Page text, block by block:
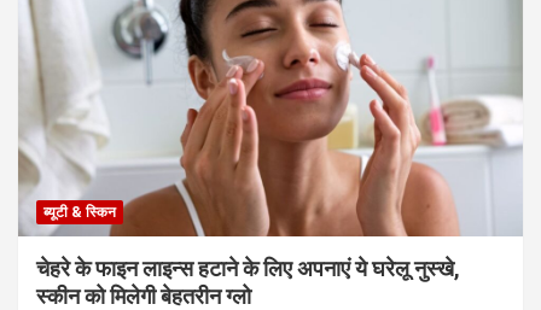
ब्यूटी & स्किन
चेहरे के फाइन लाइन्स हटाने के लिए अपनाएं ये घरेलू नुस्खे,
स्कीन को मिलेगी बेहतरीन ग्लो